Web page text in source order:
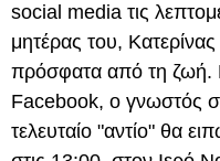
social media τις
μητέρας του,
πρόσφατα από τη ζωή.
Facebook, ο γνωστός
τελευταίο "αντίο" θα